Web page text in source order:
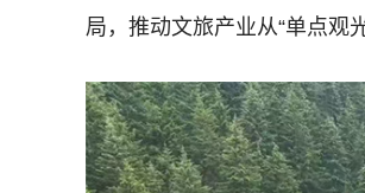
局，推动文旅产业从“单点观